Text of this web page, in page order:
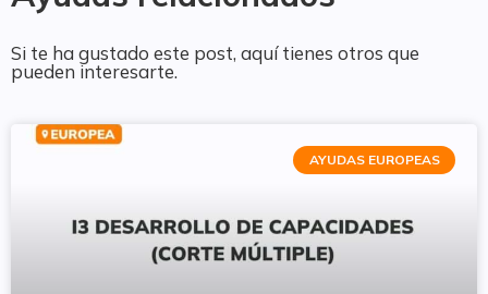
Si te ha gustado este post, aquí tienes otros que
pueden interesarte.
AYUDAS EUROPEAS